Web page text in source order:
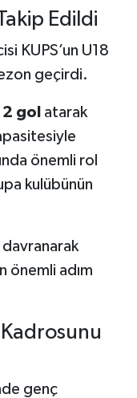
Edildi
KUPS’un U18
geçirdi.
gol atarak
önemli rol
kulübünün
davranarak
önemli adım
genç